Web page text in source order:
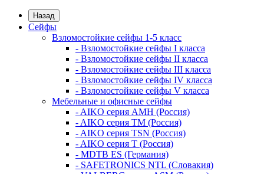
Назад
Сейфы
Взломостойкие сейфы 1-5 класс
- Взломостойкие сейфы I класса
- Взломостойкие сейфы II класса
- Взломостойкие сейфы III класса
- Взломостойкие сейфы IV класса
- Взломостойкие сейфы V класса
Мебельные и офисные сейфы
- AIKO серия AMH (Россия)
- AIKO серия TM (Россия)
- AIKO серия TSN (Россия)
- AIKO серия Т (Россия)
- MDTB ES (Германия)
- SAFETRONICS NTL (Словакия)